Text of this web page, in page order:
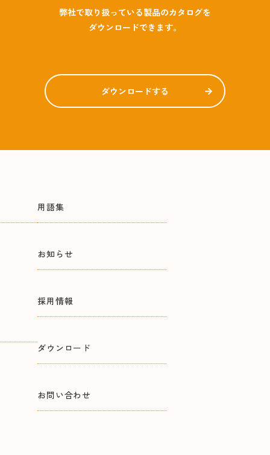
弊社で取り扱っている製品のカタログを
ダウンロードできます。
ダウンロードする
用語集
お知らせ
採用情報
ダウンロード
お問い合わせ